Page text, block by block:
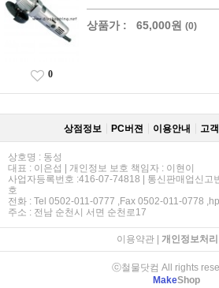
상품가 : 65,000원 (0)
0
상점정보 PC버젼 이용안내 고
상호명 : 동성
대표 : 이은섭 | 개인정보 보호 책임자 : 이현이
사업자등록번호 :416-07-74818 | 통신판매업신고
호
전화 : Tel 0502-011-0777 ,Fax 0502-011-0778
주소 : 전남 순천시 서면 순천로17
이용약관| 개인정보처리
ⓒ철물닷컴 All rights
MakeShop